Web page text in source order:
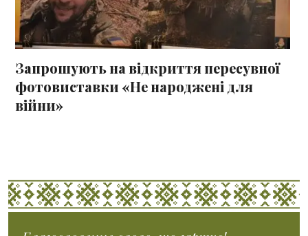
Запрошують на відкриття пересувної
фотовиставки «Не народжені для
війни»